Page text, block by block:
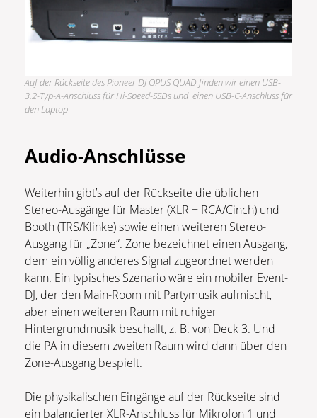
Auf der Rückseite des Pioneer DJ OPUS QUAD finden wir einen USB-
3.2-Typ-A-Anschluss für Hi-Speed-SSDs und einen USB-C-Anschluss für
den Laptop
Audio-Anschlüsse
Weiterhin gibt’s auf der Rückseite die üblichen
Stereo-Ausgänge für Master (XLR + RCA/Cinch) und
Booth (TRS/Klinke) sowie einen weiteren Stereo-
Ausgang für „Zone“. Zone bezeichnet einen Ausgang,
dem ein völlig anderes Signal zugeordnet werden
kann. Ein typisches Szenario wäre ein mobiler Event-
DJ, der den Main-Room mit Partymusik aufmischt,
aber einen weiteren Raum mit ruhiger
Hintergrundmusik beschallt, z. B. von Deck 3. Und
die PA in diesem zweiten Raum wird dann über den
Zone-Ausgang bespielt.
Die physikalischen Eingänge auf der Rückseite sind
ein balancierter XLR-Anschluss für Mikrofon 1 und